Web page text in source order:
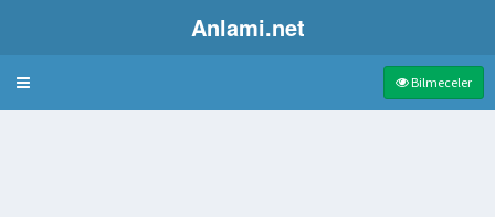
Anlami.net
Bulmaca Bilmeceler